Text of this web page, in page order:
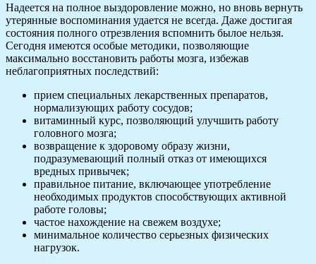
Надеется на полное выздоровление можно, но вновь вернуть
утерянные воспоминания удается не всегда. Даже достигая
состояния полного отрезвления вспомнить былое нельзя.
Сегодня имеются особые методики, позволяющие
максимально восстановить работы мозга, избежав
неблагоприятных последствий:
прием специальных лекарственных препаратов,
нормализующих работу сосудов;
витаминный курс, позволяющий улучшить работу
головного мозга;
возвращение к здоровому образу жизни,
подразумевающий полный отказ от имеющихся
вредных привычек;
правильное питание, включающее употребление
необходимых продуктов способствующих активной
работе головы;
частое нахождение на свежем воздухе;
минимальное количество серьезных физических
нагрузок.